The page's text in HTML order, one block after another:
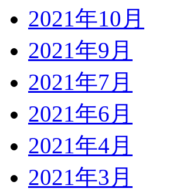
2021年10月
2021年9月
2021年7月
2021年6月
2021年4月
2021年3月